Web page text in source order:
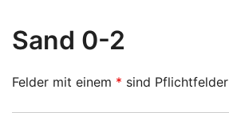
Sand 0-2
Felder mit einem * sind Pflichtfelder